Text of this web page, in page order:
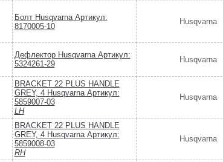
Болт Husqvarna Артикул:
8170005-10
Husqvarna
Дефлектор Husqvarna Артикул:
5324261-29
Husqvarna
BRACKET 22 PLUS HANDLE
GREY, 4 Husqvarna Артикул:
5859007-03
LH
Husqvarna
BRACKET 22 PLUS HANDLE
GREY, 4 Husqvarna Артикул:
5859008-03
RH
Husqvarna